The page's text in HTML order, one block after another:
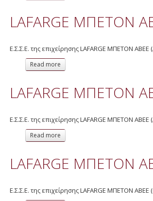
LAFARGE ΜΠΕΤΟΝ
Ε.Σ.Σ.Ε. της επιχείρησης LAFARGE ΜΠΕΤΟΝ
Read more
LAFARGE ΜΠΕΤΟΝ
Ε.Σ.Σ.Ε. της επιχείρησης LAFARGE ΜΠΕΤΟΝ
Read more
LAFARGE ΜΠΕΤΟΝ
Ε.Σ.Σ.Ε. της επιχείρησης LAFARGE ΜΠΕΤΟΝ